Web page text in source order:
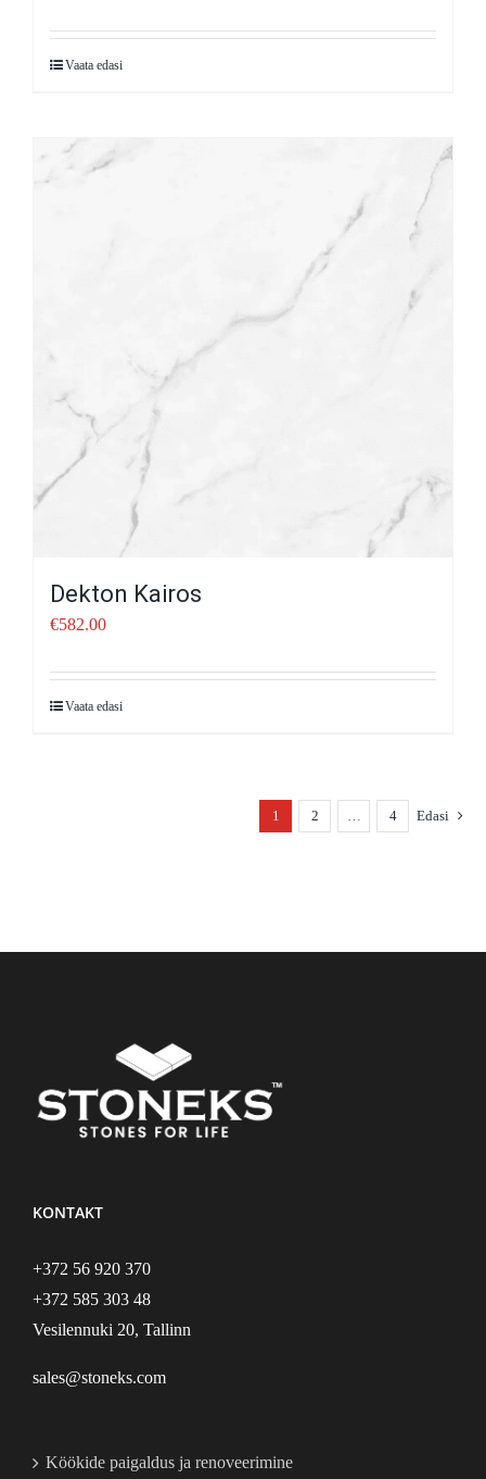
Vaata edasi
Dekton Kairos
€582.00
Vaata edasi
1 2 … 4 Edasi
KONTAKT
+372 56 920 370
+372 585 303 48
Vesilennuki 20, Tallinn
sales@stoneks.com
Köökide paigaldus ja renoveerimine